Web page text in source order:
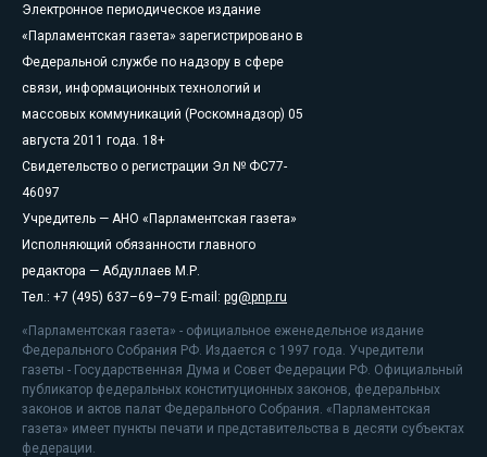
Электронное периодическое издание
«Парламентская газета» зарегистрировано в
Федеральной службе по надзору в сфере
связи, информационных технологий и
массовых коммуникаций (Роскомнадзор) 05
августа 2011 года. 18+
Свидетельство о регистрации Эл № ФС77-
46097
Учредитель — АНО «Парламентская газета»
Исполняющий обязанности главного
редактора — Абдуллаев М.Р.
Тел.: +7 (495) 637–69–79 E-mail: pg@pnp.ru
«Парламентская газета» - официальное еженедельное издание
Федерального Собрания РФ. Издается с 1997 года. Учредители
газеты - Государственная Дума и Совет Федерации РФ. Официальный
публикатор федеральных конституционных законов, федеральных
законов и актов палат Федерального Собрания. «Парламентская
газета» имеет пункты печати и представительства в десяти субъектах
федерации.